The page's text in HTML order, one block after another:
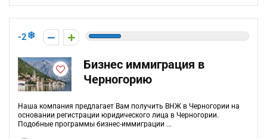
-2
Бизнес иммиграция в
Черногорию
Наша компания предлагает Вам получить ВНЖ в Черногории на
основании регистрации юридического лица в Черногории.
Подобные программы бизнес-иммиграции ...